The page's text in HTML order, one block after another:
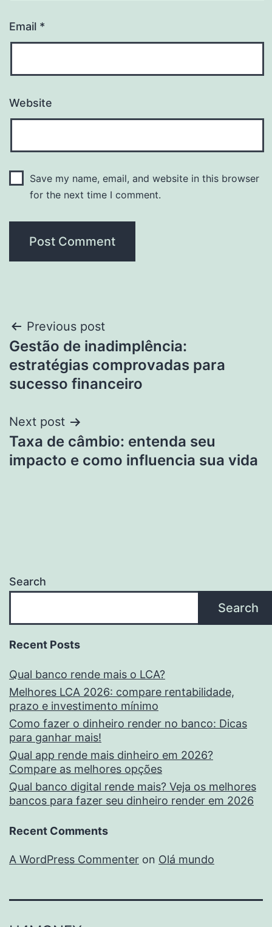
Email *
Website
Save my name, email, and website in this browser
for the next time I comment.
Post
navigation
Previous post
Gestão de inadimplência:
estratégias comprovadas para
sucesso financeiro
Next post
Taxa de câmbio: entenda seu
impacto e como influencia sua vida
Search
Search
Recent Posts
Qual banco rende mais o LCA?
Melhores LCA 2026: compare rentabilidade,
prazo e investimento mínimo
Como fazer o dinheiro render no banco: Dicas
para ganhar mais!
Qual app rende mais dinheiro em 2026?
Compare as melhores opções
Qual banco digital rende mais? Veja os melhores
bancos para fazer seu dinheiro render em 2026
Recent Comments
A WordPress Commenter on Olá mundo